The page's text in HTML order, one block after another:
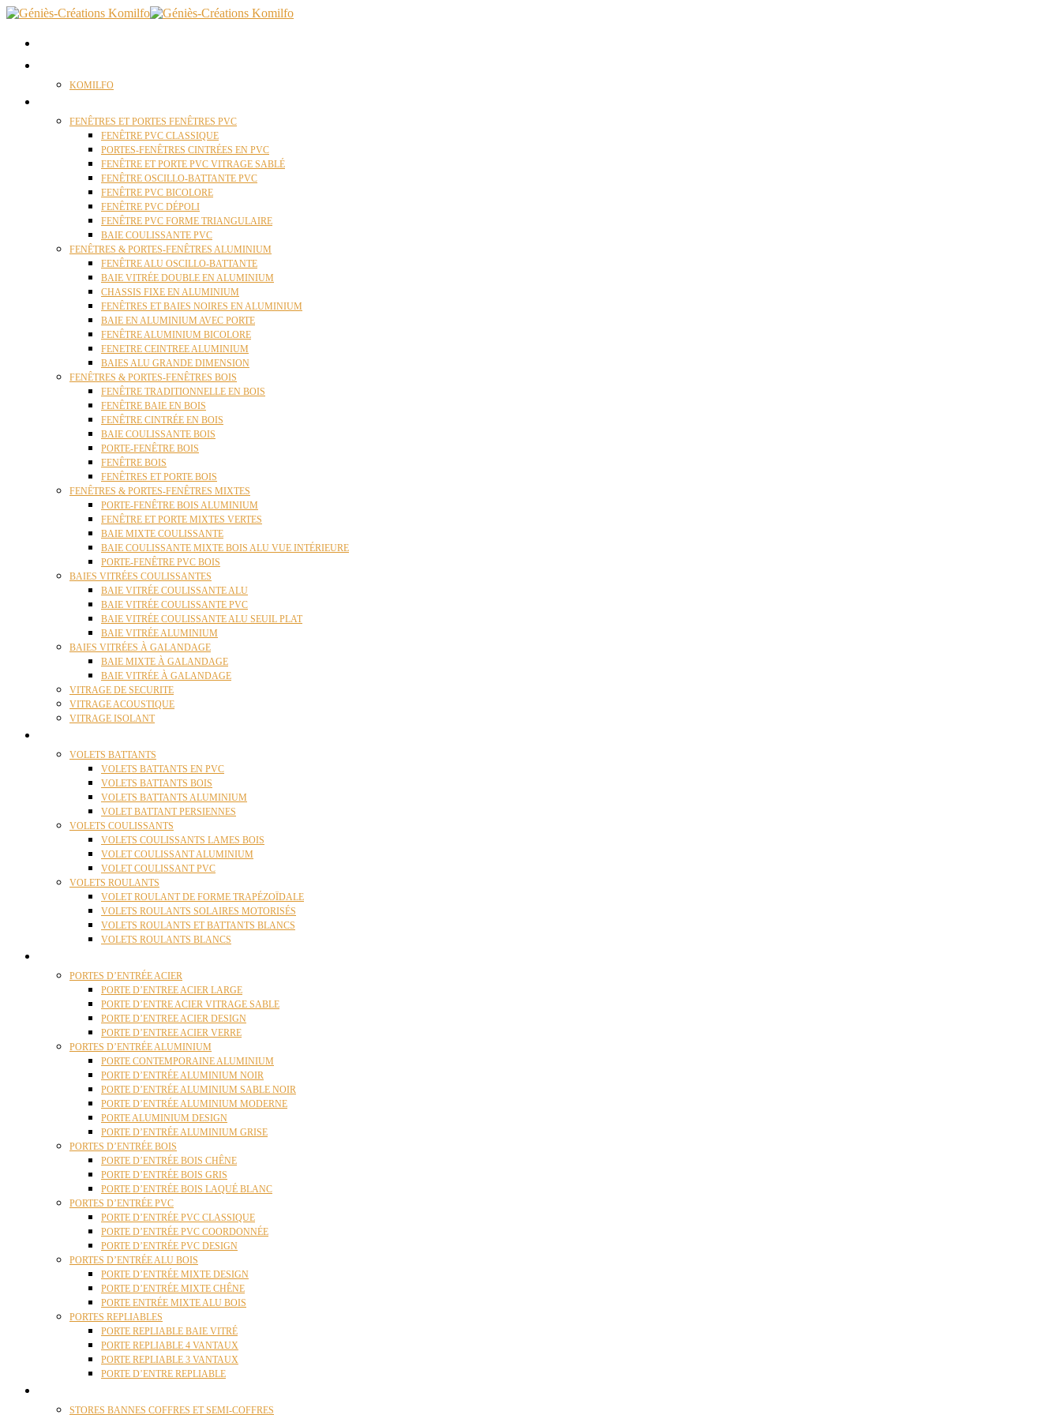
KOMILFO
FENÊTRES ET PORTES FENÊTRES PVC
FENÊTRE PVC CLASSIQUE
PORTES-FENÊTRES CINTRÉES EN PVC
FENÊTRE ET PORTE PVC VITRAGE SABLÉ
FENÊTRE OSCILLO-BATTANTE PVC
FENÊTRE PVC BICOLORE
FENÊTRE PVC DÉPOLI
FENÊTRE PVC FORME TRIANGULAIRE
BAIE COULISSANTE PVC
FENÊTRES & PORTES-FENÊTRES ALUMINIUM
FENÊTRE ALU OSCILLO-BATTANTE
BAIE VITRÉE DOUBLE EN ALUMINIUM
CHASSIS FIXE EN ALUMINIUM
FENÊTRES ET BAIES NOIRES EN ALUMINIUM
BAIE EN ALUMINIUM AVEC PORTE
FENÊTRE ALUMINIUM BICOLORE
FENETRE CEINTREE ALUMINIUM
BAIES ALU GRANDE DIMENSION
FENÊTRES & PORTES-FENÊTRES BOIS
FENÊTRE TRADITIONNELLE EN BOIS
FENÊTRE BAIE EN BOIS
FENÊTRE CINTRÉE EN BOIS
BAIE COULISSANTE BOIS
PORTE-FENÊTRE BOIS
FENÊTRE BOIS
FENÊTRES ET PORTE BOIS
FENÊTRES & PORTES-FENÊTRES MIXTES
PORTE-FENÊTRE BOIS ALUMINIUM
FENÊTRE ET PORTE MIXTES VERTES
BAIE MIXTE COULISSANTE
BAIE COULISSANTE MIXTE BOIS ALU VUE INTÉRIEURE
PORTE-FENÊTRE PVC BOIS
BAIES VITRÉES COULISSANTES
BAIE VITRÉE COULISSANTE ALU
BAIE VITRÉE COULISSANTE PVC
BAIE VITRÉE COULISSANTE ALU SEUIL PLAT
BAIE VITRÉE ALUMINIUM
BAIES VITRÉES À GALANDAGE
BAIE MIXTE À GALANDAGE
BAIE VITRÉE À GALANDAGE
VITRAGE DE SECURITE
VITRAGE ACOUSTIQUE
VITRAGE ISOLANT
VOLETS BATTANTS
VOLETS BATTANTS EN PVC
VOLETS BATTANTS BOIS
VOLETS BATTANTS ALUMINIUM
VOLET BATTANT PERSIENNES
VOLETS COULISSANTS
VOLETS COULISSANTS LAMES BOIS
VOLET COULISSANT ALUMINIUM
VOLET COULISSANT PVC
VOLETS ROULANTS
VOLET ROULANT DE FORME TRAPÉZOÏDALE
VOLETS ROULANTS SOLAIRES MOTORISÉS
VOLETS ROULANTS ET BATTANTS BLANCS
VOLETS ROULANTS BLANCS
PORTES D’ENTRÉE ACIER
PORTE D’ENTREE ACIER LARGE
PORTE D’ENTRE ACIER VITRAGE SABLE
PORTE D’ENTREE ACIER DESIGN
PORTE D’ENTREE ACIER VERRE
PORTES D’ENTRÉE ALUMINIUM
PORTE CONTEMPORAINE ALUMINIUM
PORTE D’ENTRÉE ALUMINIUM NOIR
PORTE D’ENTRÉE ALUMINIUM SABLE NOIR
PORTE D’ENTRÉE ALUMINIUM MODERNE
PORTE ALUMINIUM DESIGN
PORTE D’ENTRÉE ALUMINIUM GRISE
PORTES D’ENTRÉE BOIS
PORTE D’ENTRÉE BOIS CHÊNE
PORTE D’ENTRÉE BOIS GRIS
PORTE D’ENTRÉE BOIS LAQUÉ BLANC
PORTES D’ENTRÉE PVC
PORTE D’ENTRÉE PVC CLASSIQUE
PORTE D’ENTRÉE PVC COORDONNÉE
PORTE D’ENTRÉE PVC DESIGN
PORTES D’ENTRÉE ALU BOIS
PORTE D’ENTRÉE MIXTE DESIGN
PORTE D’ENTRÉE MIXTE CHÊNE
PORTE ENTRÉE MIXTE ALU BOIS
PORTES REPLIABLES
PORTE REPLIABLE BAIE VITRÉ
PORTE REPLIABLE 4 VANTAUX
PORTE REPLIABLE 3 VANTAUX
PORTE D’ENTRE REPLIABLE
STORES BANNES COFFRES ET SEMI-COFFRES